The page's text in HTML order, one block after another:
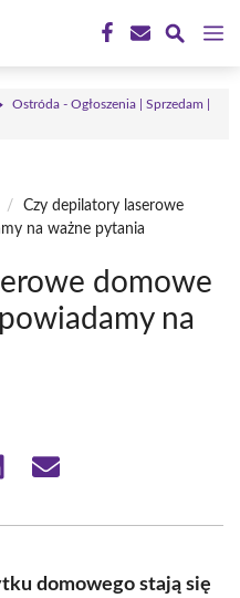
Ostróda - Ogłoszenia | Sprzedam |
/
Czy depilatory laserowe
na ważne pytania
domowe
na
Share
domowego stają się